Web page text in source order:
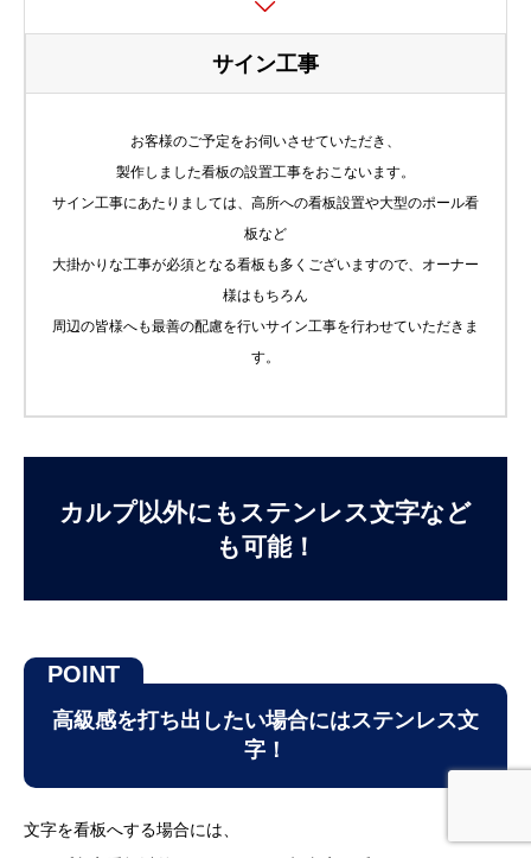
サイン工事
お客様のご予定をお伺いさせていただき、
製作しました看板の設置工事をおこないます。
サイン工事にあたりましては、高所への看板設置や大型のポール看
板など
大掛かりな工事が必須となる看板も多くございますので、オーナー
様はもちろん
周辺の皆様へも最善の配慮を行いサイン工事を行わせていただきま
す。
カルプ以外にもステンレス文字など
も可能！
高級感を打ち出したい場合にはステンレス文
字！
文字を看板へする場合には、
フリーダイヤル